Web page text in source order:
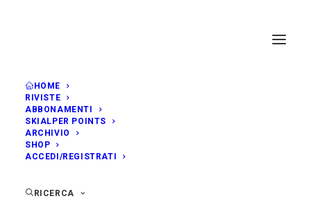
HOME
RIVISTE
ABBONAMENTI
SKIALPER POINTS
ARCHIVIO
SHOP
ACCEDI/REGISTRATI
RICERCA